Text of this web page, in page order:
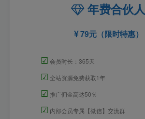
年费合伙人
79元（限时特惠）
☑ 会员时长：365天
☑ 全站资源免费获取1年
☑ 推广佣金高达50％
☑ 内部会员专属【微信】交流群